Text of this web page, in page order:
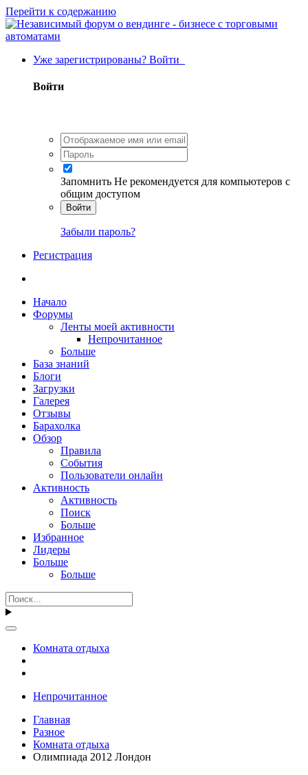
Перейти к содержанию
Уже зарегистрированы? Войти
Войти
Запомнить Не рекомендуется для компьютеров с
общим доступом
Войти
Забыли пароль?
Регистрация
Начало
Форумы
Ленты моей активности
Непрочитанное
Больше
База знаний
Блоги
Загрузки
Галерея
Отзывы
Барахолка
Обзор
Правила
События
Пользователи онлайн
Активность
Активность
Поиск
Больше
Избранное
Лидеры
Больше
Больше
Комната отдыха
Непрочитанное
Главная
Разное
Комната отдыха
Олимпиада 2012 Лондон